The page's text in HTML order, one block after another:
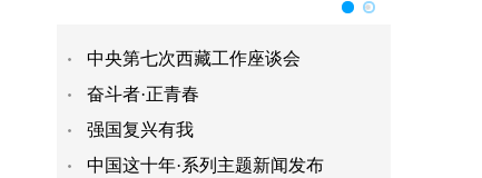
中央第七次西藏工作座谈会
奋斗者·正青春
强国复兴有我
中国这十年·系列主题新闻发布